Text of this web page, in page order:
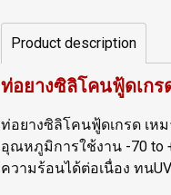
Product description
ท่อยางซิลิโคนฟู้ดเก
ท่อยางซิลิโคนฟู้ดเกรด เห
อุณหภูมิการใช้งาน -70 to
ความร้อนได้ต่อเนื่อง ทน